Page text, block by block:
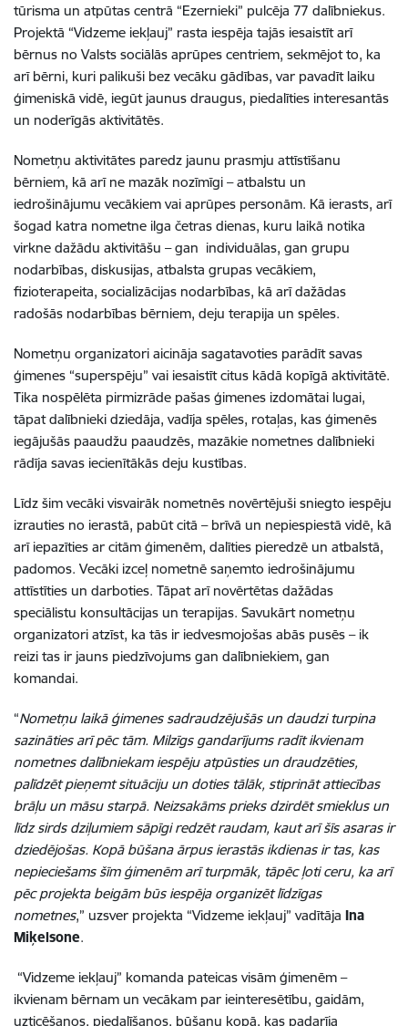
tūrisma un atpūtas centrā “Ezernieki” pulcēja 77 dalībniekus.
Projektā “Vidzeme iekļauj” rasta iespēja tajās iesaistīt arī
bērnus no Valsts sociālās aprūpes centriem, sekmējot to, ka
arī bērni, kuri palikuši bez vecāku gādības, var pavadīt laiku
ģimeniskā vidē, iegūt jaunus draugus, piedalīties interesantās
un noderīgās aktivitātēs.
Nometņu aktivitātes paredz jaunu prasmju attīstīšanu
bērniem, kā arī ne mazāk nozīmīgi – atbalstu un
iedrošinājumu vecākiem vai aprūpes personām. Kā ierasts, arī
šogad katra nometne ilga četras dienas, kuru laikā notika
virkne dažādu aktivitāšu – gan individuālas, gan grupu
nodarbības, diskusijas, atbalsta grupas vecākiem,
fizioterapeita, socializācijas nodarbības, kā arī dažādas
radošās nodarbības bērniem, deju terapija un spēles.
Nometņu organizatori aicināja sagatavoties parādīt savas
ģimenes “superspēju” vai iesaistīt citus kādā kopīgā aktivitātē.
Tika nospēlēta pirmizrāde pašas ģimenes izdomātai lugai,
tāpat dalībnieki dziedāja, vadīja spēles, rotaļas, kas ģimenēs
iegājušās paaudžu paaudzēs, mazākie nometnes dalībnieki
rādīja savas iecienītākās deju kustības.
Līdz šim vecāki visvairāk nometnēs novērtējuši sniegto iespēju
izrauties no ierastā, pabūt citā – brīvā un nepiespiestā vidē, kā
arī iepazīties ar citām ģimenēm, dalīties pieredzē un atbalstā,
padomos. Vecāki izceļ nometnē saņemto iedrošinājumu
attīstīties un darboties. Tāpat arī novērtētas dažādas
speciālistu konsultācijas un terapijas. Savukārt nometņu
organizatori atzīst, ka tās ir iedvesmojošas abās pusēs – ik
reizi tas ir jauns piedzīvojums gan dalībniekiem, gan
komandai.
“Nometņu laikā ģimenes sadraudzējušās un daudzi turpina
sazināties arī pēc tām. Milzīgs gandarījums radīt ikvienam
nometnes dalībniekam iespēju atpūsties un draudzēties,
palīdzēt pieņemt situāciju un doties tālāk, stiprināt attiecības
brāļu un māsu starpā. Neizsakāms prieks dzirdēt smieklus un
līdz sirds dziļumiem sāpīgi redzēt raudam, kaut arī šīs asaras ir
dziedējošas. Kopā būšana ārpus ierastās ikdienas ir tas, kas
nepieciešams šīm ģimenēm arī turpmāk, tāpēc ļoti ceru, ka arī
pēc projekta beigām būs iespēja organizēt līdzīgas
nometnes,” uzsver projekta “Vidzeme iekļauj” vadītāja Ina
Miķelsone.
“Vidzeme iekļauj” komanda pateicas visām ģimenēm –
ikvienam bērnam un vecākam par ieinteresētību, gaidām,
uzticēšanos, piedalīšanos, būšanu kopā, kas padarīja